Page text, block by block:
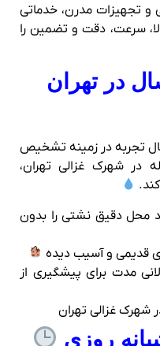
و تجهیزات مدرن، خدماتی
سرعت، دقت و تضمین را
جعفری با بیش از ۳۰ سال تجربه در زمینه تشخیص
در شهرک غزالی تهران،
محل دقیق نشتی را بدون
قدیمی و آسیب دیده
مدت برای پیشگیری از
روزی